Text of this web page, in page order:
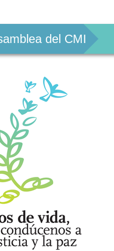
del CMI